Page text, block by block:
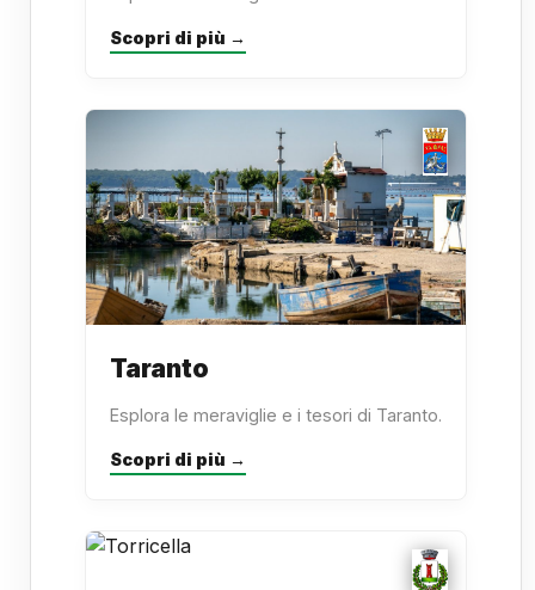
Scopri di più →
Taranto
Esplora le meraviglie e i tesori di Taranto.
Scopri di più →